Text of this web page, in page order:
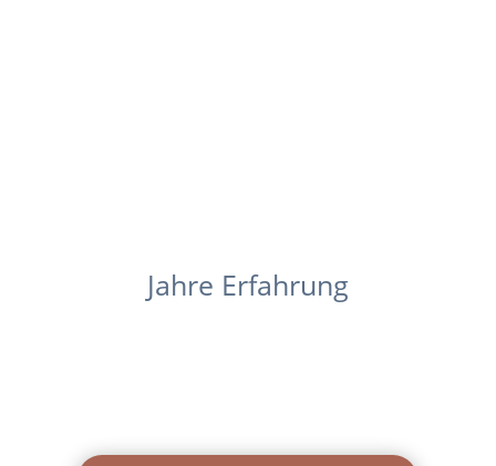
Jahre Erfahrung